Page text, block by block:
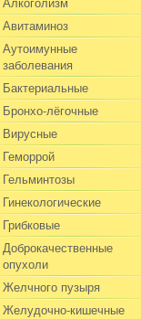
Авитаминоз
Аутоимунные
заболевания
Бактериальные
Бронхо-лёгочные
Вирусные
Геморрой
Гельминтозы
Гинекологические
Грибковые
Доброкачественные
опухоли
Желчного пузыря
Желудочно-кишечные